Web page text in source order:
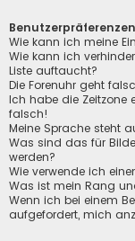
Wie kann ich meine
Wie kann ich
Liste auftaucht?
Die Forenuhr geht
Ich habe die Zeitzone
falsch!
Meine Sprache steht
Was sind das für
werden?
Wie verwende ich
Was ist mein Rang
Wenn ich bei einem
aufgefordert, mich